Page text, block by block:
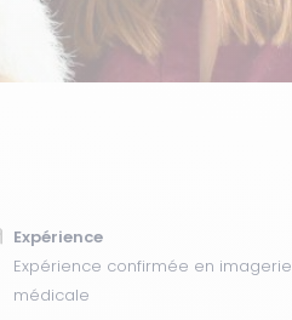
Expérience
Expérience confirmée en imagerie
médicale